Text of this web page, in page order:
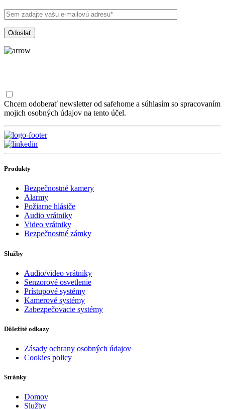
Chcem odoberať newsletter od safehome a súhlasím so spracovaním
mojich osobných údajov na tento účel.
Produkty
Bezpečnostné kamery
Alarmy
Požiarne hlásiče
Audio vrátniky
Video vrátniky
Bezpečnostné zámky
Služby
Audio/video vrátniky
Senzorové osvetlenie
Prístupové systémy
Kamerové systémy
Zabezpečovacie systémy
Dôležité odkazy
Zásady ochrany osobných údajov
Cookies policy
Stránky
Domov
Služby